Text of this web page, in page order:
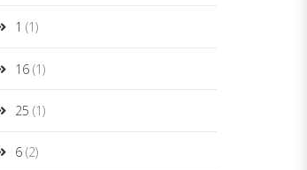
1 (1)
16 (1)
25 (1)
6 (2)